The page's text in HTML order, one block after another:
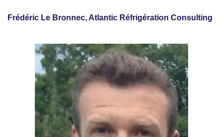
Frédéric Le Bronnec, Atlantic Réfrigération Consulting